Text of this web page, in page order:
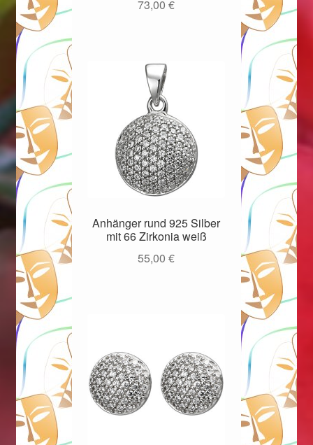
Weihnachtsangebote 2019
Weihnachtsangebote 2020
Weihnachtsangebote 2021
Widerrufsrecht
Woocommerce Predictive Search
73,00€
Anhänger rund 925 Silber
mit 66 Zirkonia weiß
55,00€